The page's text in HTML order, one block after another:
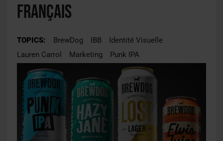
français
TOPICS: BrewDog IBB
Identité Visuelle
Lauren Carrol
Marketing Punk IPA